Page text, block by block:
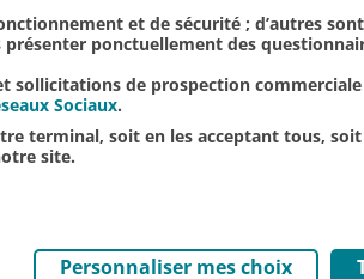
et de sécurité ; d’autres
ponctuellement des
sollicitations de prospection
Sociaux.
terminal, soit en les acceptant tous,
site.
Personnaliser mes choix